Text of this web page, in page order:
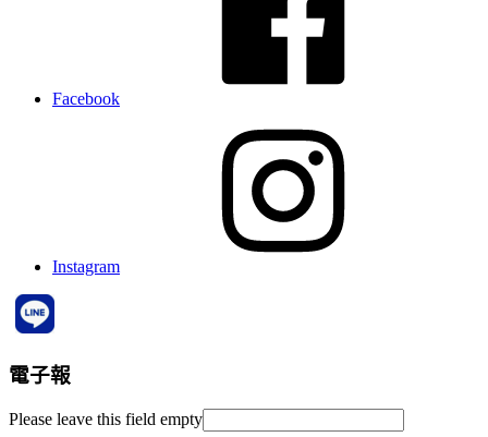
Facebook
Instagram
電子報
Please leave this field empty